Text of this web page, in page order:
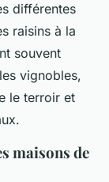
différentes
raisins à la
souvent
vignobles,
le terroir et
maisons de